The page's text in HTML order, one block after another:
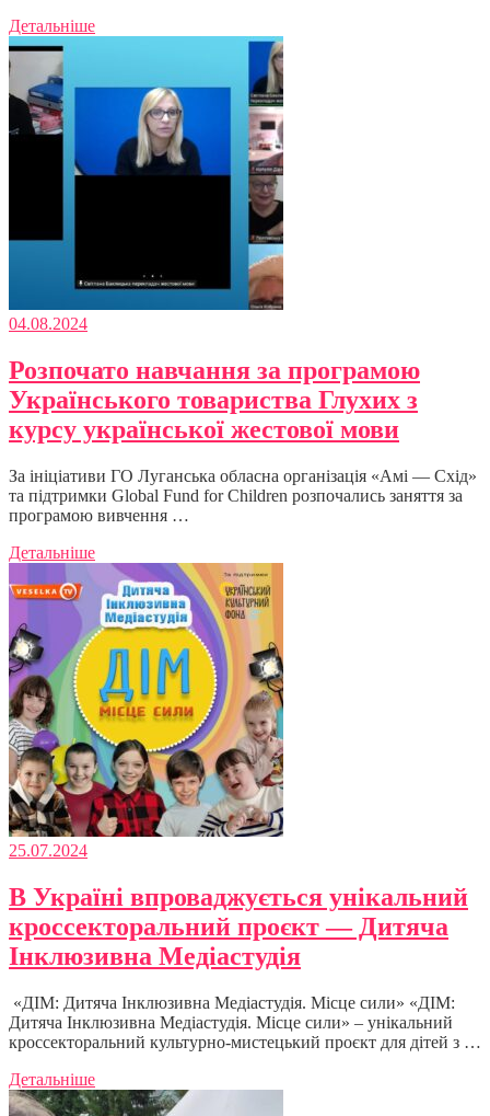
Детальніше
04.08.2024
Розпочато навчання за програмою
Українського товариства Глухих з
курсу української жестової мови
За ініціативи ГО Луганська обласна організація «Амі — Схід»
та підтримки Global Fund for Children розпочались заняття за
програмою вивчення …
Детальніше
25.07.2024
В Україні впроваджується унікальний
кроссекторальний проєкт — Дитяча
Інклюзивна Медіастудія
«ДІМ: Дитяча Інклюзивна Медіастудія. Місце сили» «ДІМ:
Дитяча Інклюзивна Медіастудія. Місце сили» – унікальний
кроссекторальний культурно-мистецький проєкт для дітей з …
Детальніше